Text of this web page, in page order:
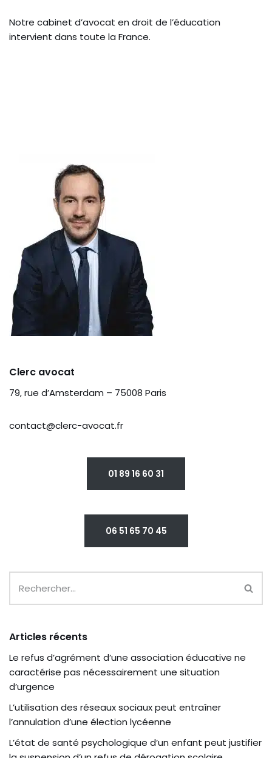
Notre cabinet d’avocat en droit de l’éducation
intervient dans toute la France.
Clerc avocat
79, rue d’Amsterdam – 75008 Paris
contact@clerc-avocat.fr
01 89 16 60 31
06 51 65 70 45
Articles récents
Le refus d’agrément d’une association éducative ne
caractérise pas nécessairement une situation
d’urgence
L’utilisation des réseaux sociaux peut entraîner
l’annulation d’une élection lycéenne
L’état de santé psychologique d’un enfant peut justifier